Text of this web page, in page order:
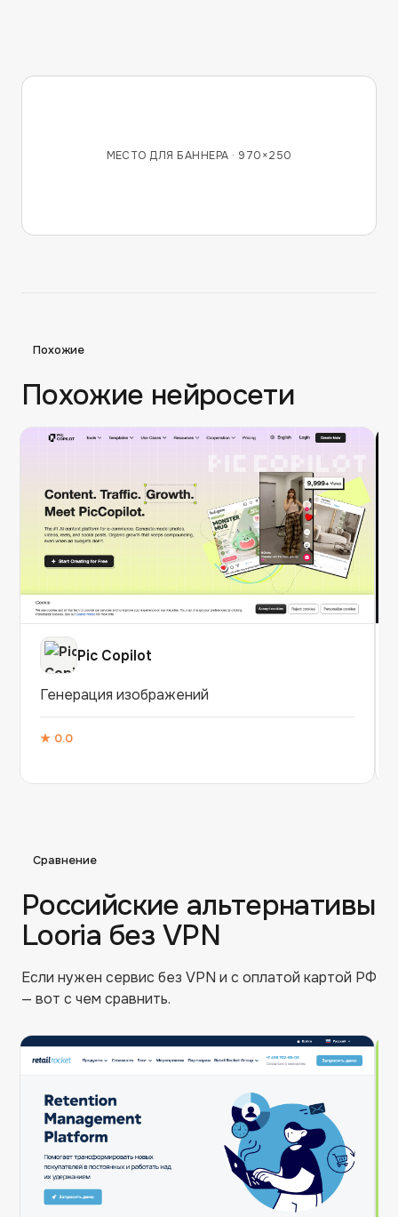
МЕСТО ДЛЯ БАННЕРА · 970×250
Похожие
Похожие нейросети
Pic Copilot
Генерация изображений
★ 0.0
Сравнение
Российские альтернативы
Looria без VPN
Если нужен сервис без VPN и с оплатой картой РФ
— вот с чем сравнить.